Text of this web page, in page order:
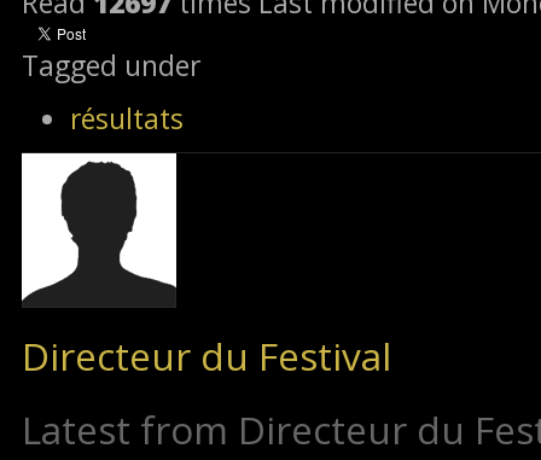
Tagged under
résultats
Directeur du Festival
Latest from Directeur du